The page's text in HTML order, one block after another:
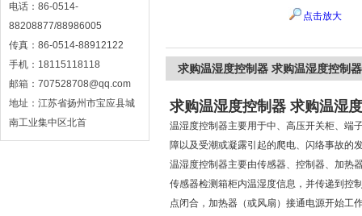
电话：86-0514-
88208877/88986005
传真：86-0514-88912122
手机：18115118118
邮箱：707528708@qq.com
地址：江苏省扬州市宝应县城
南工业集中区北首
点击放大
求购温湿度控制器 求购温湿度控制
求购温湿度控制器 求购温湿
温湿度控制器主要用于中、高压开关柜、端
障以及受潮或凝露引起的爬电、闪络事故的
温湿度控制器主要由传感器、控制器、加热
传感器检测箱柜内温湿度信息，并传递到控
点闭合，加热器（或风扇）接通电源开始工